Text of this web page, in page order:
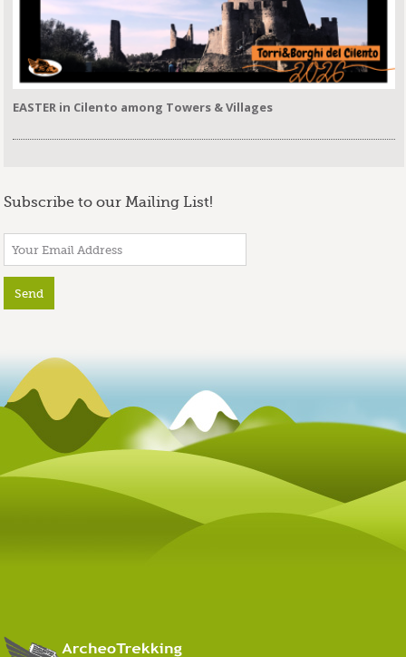
EASTER in Cilento among Towers & Villages
Subscribe to our Mailing List!